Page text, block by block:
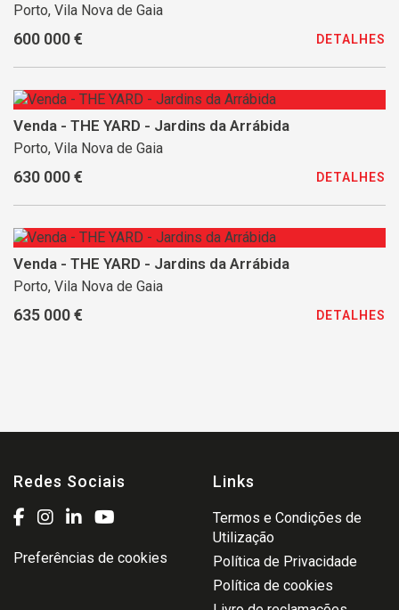
Porto, Vila Nova de Gaia
600 000 € DETALHES
Venda - THE YARD - Jardins da Arrábida
Porto, Vila Nova de Gaia
630 000 € DETALHES
Venda - THE YARD - Jardins da Arrábida
Porto, Vila Nova de Gaia
635 000 € DETALHES
Redes Sociais
Preferências de cookies
Links
Termos e Condições de
Utilização
Política de Privacidade
Política de cookies